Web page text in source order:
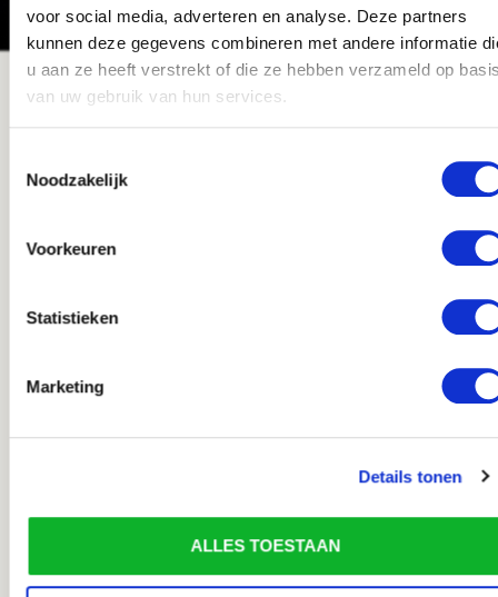
voor social media, adverteren en analyse. Deze partners
kunnen deze gegevens combineren met andere informatie
u aan ze heeft verstrekt of die ze hebben verzameld op
van uw gebruik van hun services.
Noodzakelijk
Voorkeuren
Statistieken
Marketing
Details tonen
ALLES TOESTAAN
WAAROM VIA EASZY WERKEN ALS
FESTIVALMEDEWERKER?
Bij Easzy bepaal jij zelf waar en wanneer je werkt.
Via onze gratis app meld je je eenvoudig aan
je zelf de controle en maken wij het jou zo
Zo kan jij je focussen op wat echt belangrijk is:
leuke diensten draaien, nieuwe ervaringen opdoen
Heb je een vraag
of ergens twijfels over? Stuur ons gerust een
WhatsApp-bericht. We reageren snel en zijn
telefonischof permailbereikbaar, zodat je
Snelle betaling: Na het werken van een